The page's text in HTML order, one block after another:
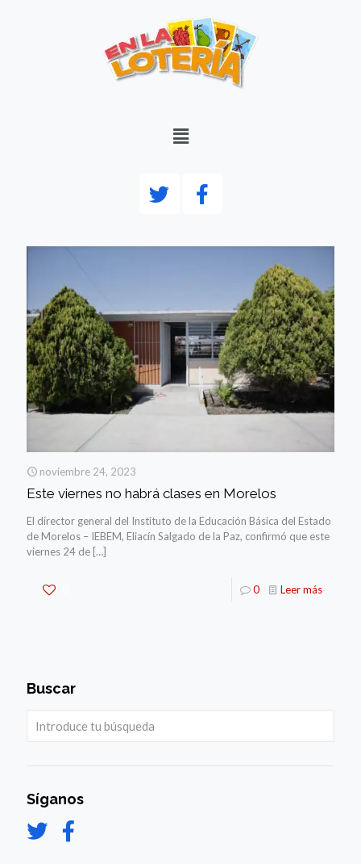
noviembre 24, 2023
Este viernes no habrá clases en Morelos
El director general del Instituto de la Educación Básica del Estado
de Morelos – IEBEM, Eliacín Salgado de la Paz, confirmó que este
viernes 24 de […]
0 Leer más
Buscar
Síganos